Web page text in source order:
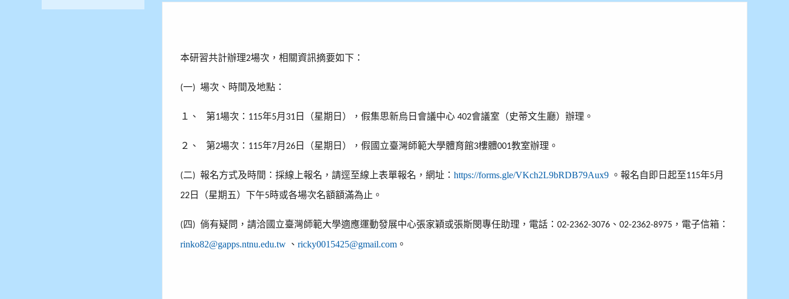
本研習共計辦理2場次，相關資訊摘要如下：
(一)場次、時間及地點：
１、 第1場次： 115年5月 31 日（星期日），假集思新烏日會議中心 402會議室（史蒂文生廳）辦理。
２、 第2場次： 115年7月 26 日（星期日），假國立臺灣師範大學體育館3樓體001教室辦理。
(二)報名方式及時間：採線上報名，請逕至線上表單報名，網址：https://forms.gle/VKch2L9bRDB79Aux9 。報名自即日起至115年5月
22 日（星期五）下午5時或各場次名額額滿為止。
(四)倘有疑問，請洽國立臺灣師範大學適應運動發展中心張家穎或張斯閔專任助理，電話：02-2362-3076 、02-2362-8975 ，電子信箱：
rinko82@gapps.ntnu.edu.tw 、ricky0015425@gmail.com 。